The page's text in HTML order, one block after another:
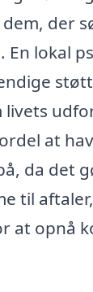
der
lokal
at
da det
til
at opnå